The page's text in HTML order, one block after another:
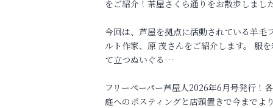
をご紹介！茶屋さくら通りをお散歩しまし
今回は、芦屋を拠点に活動されている羊毛
ルト作家、原 茂さんをご紹介します。 服を
て立つぬいぐる…
フリーペーパー芦屋人2026年6月号発行！
庭へのポスティングと店頭置きで今までよ